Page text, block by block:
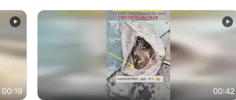
位考级不带古筝的选手。”（来源：新华每
日电讯）
00:19 00:42